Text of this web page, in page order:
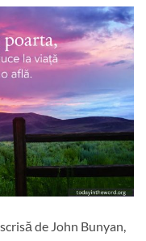
de John Bunyan,